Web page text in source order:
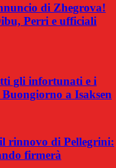
di Zhegrova!
Perri e ufficiali
gli infortunati e i
a Isaksen
rinnovo di Pellegrini:
firmerà